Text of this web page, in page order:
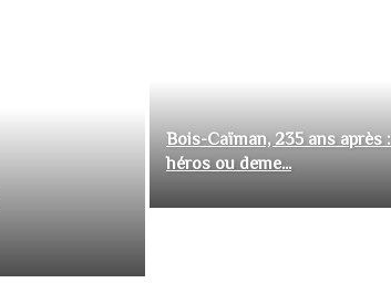
Bois-Caïman, 235 ans après
héros ou deme...